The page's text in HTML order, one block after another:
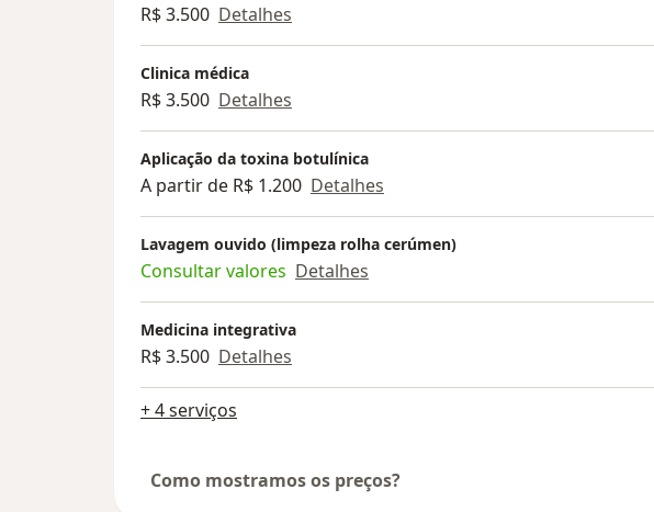
R$ 3.500 Detalhes
Clinica médica
R$ 3.500 Detalhes
Aplicação da toxina botulínica
A partir de R$ 1.200 Detalhes
Lavagem ouvido (limpeza rolha cerúmen)
Consultar valores Detalhes
Medicina integrativa
R$ 3.500 Detalhes
+ 4 serviços
Como mostramos os preços?